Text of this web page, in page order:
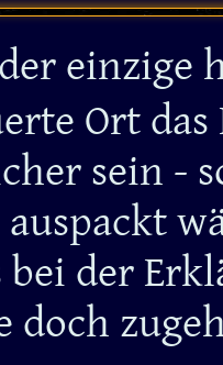
einzige
Ort
sein -
bei der
doch